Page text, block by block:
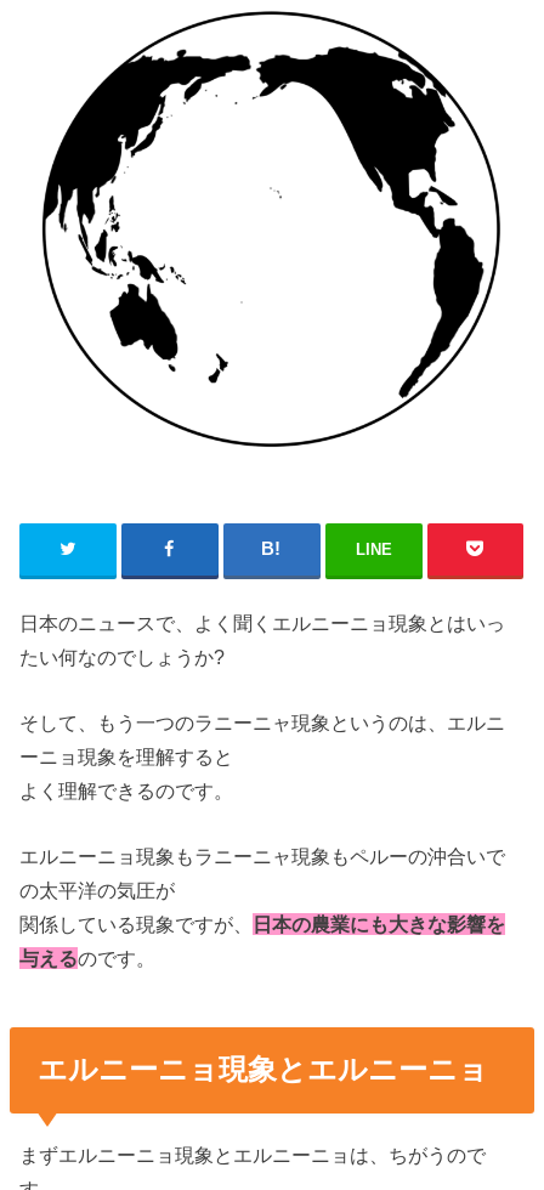
LINE
日本のニュースで、よく聞くエルニーニョ現象とはいっ
たい何なのでしょうか?
そして、もう一つのラニーニャ現象というのは、エルニ
ーニョ現象を理解すると
よく理解できるのです。
エルニーニョ現象もラニーニャ現象もペルーの沖合いで
の太平洋の気圧が
関係している現象ですが、
日本の農業にも大きな影響を
与えるのです。
エルニーニョ現象とエルニーニョ
まずエルニーニョ現象とエルニーニョは、ちがうので